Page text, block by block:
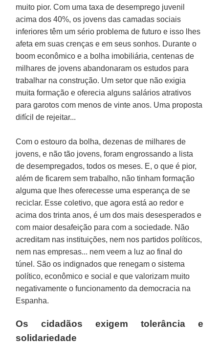
muito pior. Com uma taxa de desemprego juvenil
acima dos 40%, os jovens das camadas sociais
inferiores têm um sério problema de futuro e isso lhes
afeta em suas crenças e em seus sonhos. Durante o
boom econômico e a bolha imobiliária, centenas de
milhares de jovens abandonaram os estudos para
trabalhar na construção. Um setor que não exigia
muita formação e oferecia alguns salários atrativos
para garotos com menos de vinte anos. Uma proposta
difícil de rejeitar...
Com o estouro da bolha, dezenas de milhares de
jovens, e não tão jovens, foram engrossando a lista
de desempregados, todos os meses. E, o que é pior,
além de ficarem sem trabalho, não tinham formação
alguma que lhes oferecesse uma esperança de se
reciclar. Esse coletivo, que agora está ao redor e
acima dos trinta anos, é um dos mais desesperados e
com maior desafeição para com a sociedade. Não
acreditam nas instituições, nem nos partidos políticos,
nem nas empresas... nem veem a luz ao final do
túnel. São os indignados que renegam o sistema
político, econômico e social e que valorizam muito
negativamente o funcionamento da democracia na
Espanha.
Os cidadãos exigem tolerância e
solidariedade